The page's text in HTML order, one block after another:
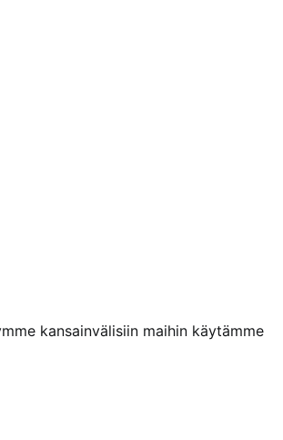
kansainvälisiin maihin käytämme